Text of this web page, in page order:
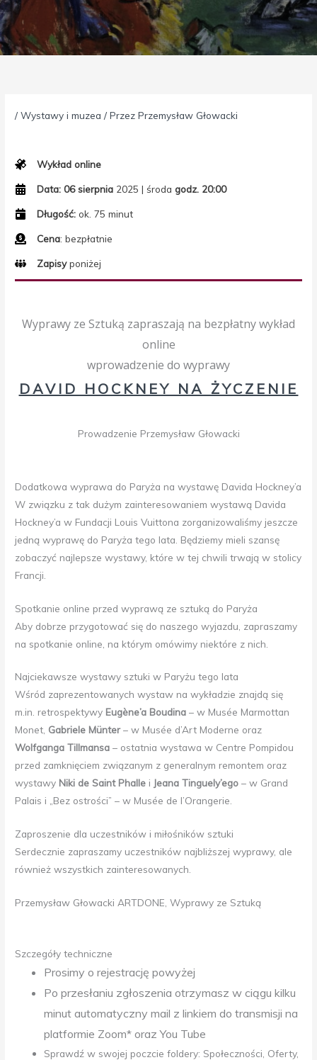
/Wystawy i muzea / PrzezPrzemysław Głowacki
Wykład online
Data: 06 sierpnia 2025 | środagodz. 20:00
Długość: ok. 75 minut
Cena: bezpłatnie
Zapisyponiżej
Wyprawy ze Sztuką zapraszają na bezpłatny wykład
online
wprowadzenie do wyprawy
DAVID HOCKNEY NA ŻYCZENIE
Prowadzenie Przemysław Głowacki
Dodatkowa wyprawa do Paryża na wystawę Davida Hockney’a
W związku z tak dużym zainteresowaniem wystawą Davida
Hockney’a w Fundacji Louis Vuittona zorganizowaliśmy jeszcze
jedną wyprawę do Paryża tego lata. Będziemy mieli szansę
zobaczyć najlepsze wystawy, które w tej chwili trwają w stolicy
Francji.
Spotkanie online przed wyprawą ze sztuką do Paryża
Aby dobrze przygotować się do naszego wyjazdu, zapraszamy
na spotkanie online, na którym omówimy niektóre z nich.
Najciekawsze wystawy sztuki w Paryżu tego lata
Wśród zaprezentowanych wystaw na wykładzie znajdą się
m.in. retrospektywy Eugène’a Boudina – w Musée Marmottan
Monet, Gabriele Münter– w Musée d’Art Moderne oraz
Wolfganga Tillmansa – ostatnia wystawa w Centre Pompidou
przed zamknięciem związanym z generalnym remontem oraz
wystawy Niki de Saint Phalle i Jeana Tinguely’ego – w Grand
Palais i „Bez ostrości” – w Musée de l’Orangerie.
Zaproszenie dla uczestników i miłośników sztuki
Serdecznie zapraszamy uczestników najbliższej wyprawy, ale
również wszystkich zainteresowanych.
Przemysław Głowacki ARTDONE, Wyprawy ze Sztuką
Szczegóły techniczne
Prosimy o rejestrację powyżej
Po przesłaniu zgłoszenia otrzymasz w ciągu kilku
minut automatyczny mail z linkiem do transmisji na
platformie Zoom* oraz You Tube
Sprawdź w swojej poczcie foldery: Społeczności, Oferty,